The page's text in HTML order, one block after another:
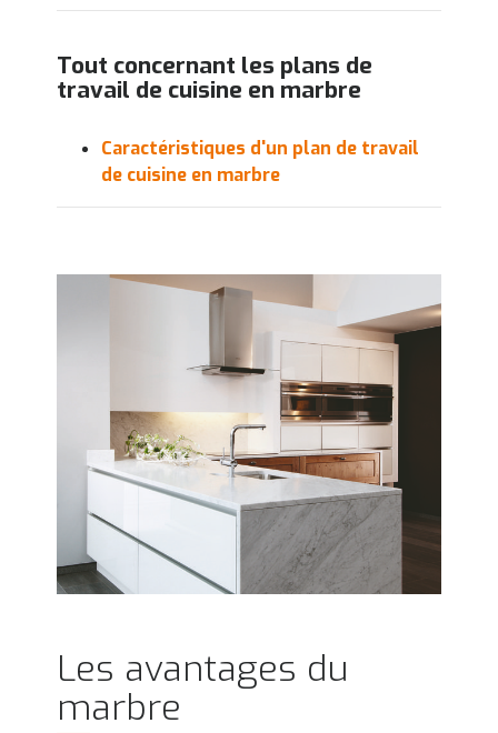
Tout concernant les plans de
travail de cuisine en marbre
Caractéristiques d'un plan de travail
de cuisine en marbre
Les avantages du
marbre